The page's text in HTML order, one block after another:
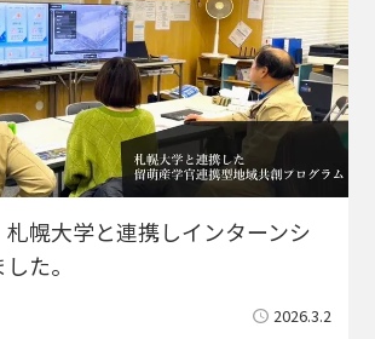
幌大学と連携しインターンシ
た。
2026.3.2